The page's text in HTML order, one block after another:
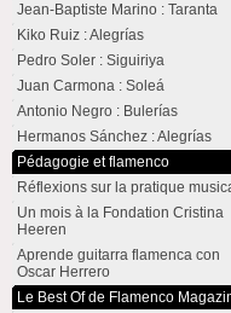
Jean-Baptiste Marino : Taranta
Kiko Ruiz : Alegrías
Pedro Soler : Siguiriya
Juan Carmona : Soleá
Antonio Negro : Bulerías
Hermanos Sánchez : Alegrías
Pédagogie et flamenco
Réflexions sur la pratique
Un mois à la Fondation Cristina
Heeren
Aprende guitarra flamenca con
Oscar Herrero
Le Best Of de Flamenco